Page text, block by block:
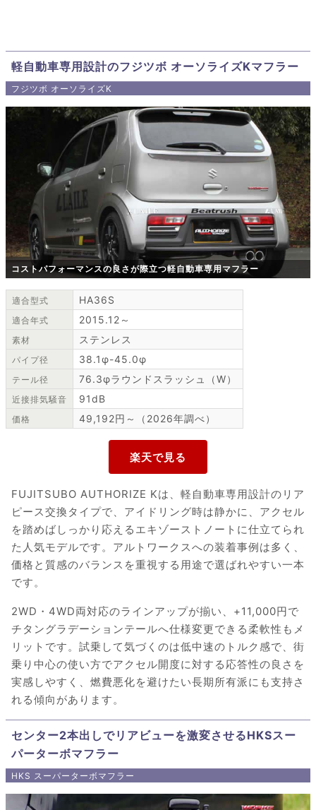
軽自動車専用設計のフジツボ オーソライズKマフラー
フジツボ オーソライズK
コストパフォーマンスの良さが際立つ軽自動車専用マフラー
適合型式 HA36S
適合年式 2015.12～
素材 ステンレス
パイプ径 38.1φ-45.0φ
テール径 76.3φラウンドスラッシュ（W）
近接排気騒音 91dB
価格 49,192円～（2026年調べ）
FUJITSUBO AUTHORIZE Kは、軽自動車専用設計のリア
ピース交換タイプで、アイドリング時は静かに、アクセル
を踏めばしっかり応えるエキゾーストノートに仕立てられ
た人気モデルです。アルトワークスへの装着事例は多く、
価格と質感のバランスを重視する用途で選ばれやすい一本
です。
2WD・4WD両対応のラインアップが揃い、+11,000円で
チタングラデーションテールへ仕様変更できる柔軟性もメ
リットです。試乗して気づくのは低中速のトルク感で、街
乗り中心の使い方でアクセル開度に対する応答性の良さを
実感しやすく、燃費悪化を避けたい長期所有派にも支持さ
れる傾向があります。
センター2本出しでリアビューを激変させるHKSスー
パーターボマフラー
HKS スーパーターボマフラー